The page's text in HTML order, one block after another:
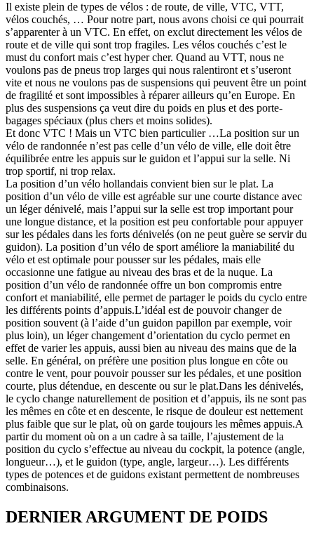
Il existe plein de types de vélos : de route, de ville, VTC, VTT,
vélos couchés, … Pour notre part, nous avons choisi ce qui pourrait
s’apparenter à un VTC. En effet, on exclut directement les vélos de
route et de ville qui sont trop fragiles. Les vélos couchés c’est le
must du confort mais c’est hyper cher. Quand au VTT, nous ne
voulons pas de pneus trop larges qui nous ralentiront et s’useront
vite et nous ne voulons pas de suspensions qui peuvent être un point
de fragilité et sont impossibles à réparer ailleurs qu’en Europe. En
plus des suspensions ça veut dire du poids en plus et des porte-
bagages spéciaux (plus chers et moins solides).
Et donc VTC ! Mais un VTC bien particulier …La position sur un
vélo de randonnée n’est pas celle d’un vélo de ville, elle doit être
équilibrée entre les appuis sur le guidon et l’appui sur la selle. Ni
trop sportif, ni trop relax.
La position d’un vélo hollandais convient bien sur le plat. La
position d’un vélo de ville est agréable sur une courte distance avec
un léger dénivelé, mais l’appui sur la selle est trop important pour
une longue distance, et la position est peu confortable pour appuyer
sur les pédales dans les forts dénivelés (on ne peut guère se servir du
guidon). La position d’un vélo de sport améliore la maniabilité du
vélo et est optimale pour pousser sur les pédales, mais elle
occasionne une fatigue au niveau des bras et de la nuque. La
position d’un vélo de randonnée offre un bon compromis entre
confort et maniabilité, elle permet de partager le poids du cyclo entre
les différents points d’appuis.L’idéal est de pouvoir changer de
position souvent (à l’aide d’un guidon papillon par exemple, voir
plus loin), un léger changement d’orientation du cyclo permet en
effet de varier les appuis, aussi bien au niveau des mains que de la
selle. En général, on préfère une position plus longue en côte ou
contre le vent, pour pouvoir pousser sur les pédales, et une position
courte, plus détendue, en descente ou sur le plat.Dans les dénivelés,
le cyclo change naturellement de position et d’appuis, ils ne sont pas
les mêmes en côte et en descente, le risque de douleur est nettement
plus faible que sur le plat, où on garde toujours les mêmes appuis.A
partir du moment où on a un cadre à sa taille, l’ajustement de la
position du cyclo s’effectue au niveau du cockpit, la potence (angle,
longueur…), et le guidon (type, angle, largeur…). Les différents
types de potences et de guidons existant permettent de nombreuses
combinaisons.
DERNIER ARGUMENT DE POIDS